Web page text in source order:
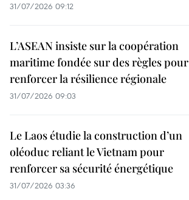
31/07/2026 09:12
L’ASEAN insiste sur la coopération
maritime fondée sur des règles pour
renforcer la résilience régionale
31/07/2026 09:03
Le Laos étudie la construction d’un
oléoduc reliant le Vietnam pour
renforcer sa sécurité énergétique
31/07/2026 03:36